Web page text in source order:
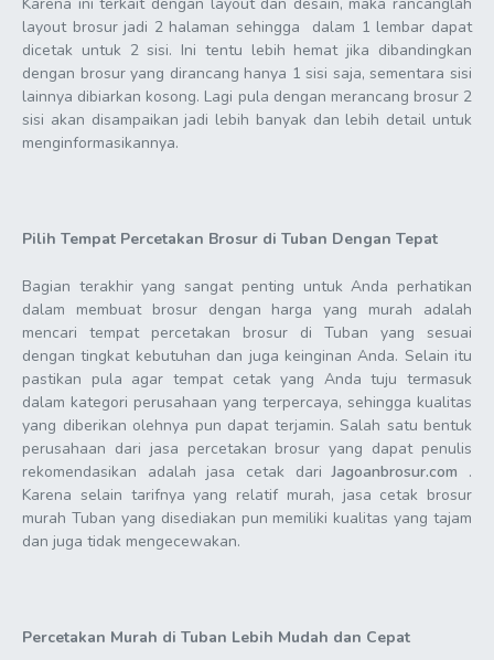
layout brosur jadi 2 halaman sehingga dalam 1 lembar dapat
dicetak untuk 2 sisi. Ini tentu lebih hemat jika dibandingkan
dengan brosur yang dirancang hanya 1 sisi saja, sementara sisi
lainnya dibiarkan kosong. Lagi pula dengan merancang brosur 2
sisi akan disampaikan jadi lebih banyak dan lebih detail untuk
menginformasikannya.
Pilih Tempat Percetakan Brosur di Tuban Dengan Tepat
Bagian terakhir yang sangat penting untuk Anda perhatikan
dalam membuat brosur dengan harga yang murah adalah
mencari tempat percetakan brosur di Tuban yang sesuai
dengan tingkat kebutuhan dan juga keinginan Anda. Selain itu
pastikan pula agar tempat cetak yang Anda tuju termasuk
dalam kategori perusahaan yang terpercaya, sehingga kualitas
yang diberikan olehnya pun dapat terjamin. Salah satu bentuk
perusahaan dari jasa percetakan brosur yang dapat penulis
rekomendasikan adalah jasa cetak dariJagoanbrosur.com .
Karena selain tarifnya yang relatif murah, jasa cetak brosur
murah Tuban yang disediakan pun memiliki kualitas yang tajam
dan juga tidak mengecewakan.
Percetakan Murah di Tuban Lebih Mudah dan Cepat